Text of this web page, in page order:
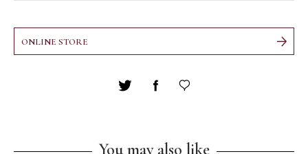
ONLINE STORE
You may also like